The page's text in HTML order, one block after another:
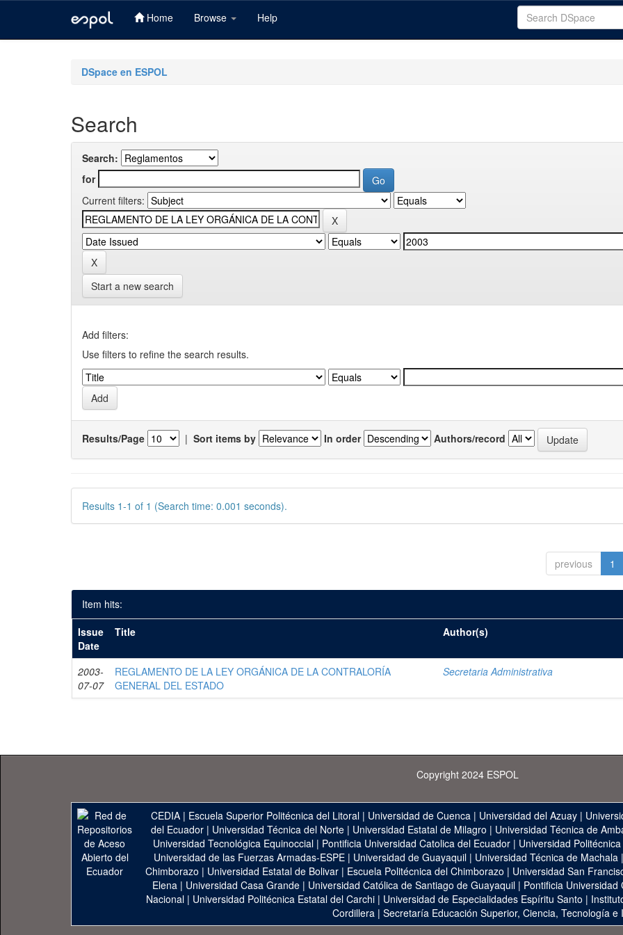
Home Browse Help
DSpace en ESPOL
Search
Search:
for
Current filters:
Start a new search
Add filters:
Use filters to refine the search results.
Results/Page | Sort items by In order Authors/record
Results 1-1 of 1 (Search time: 0.001 seconds).
previous 1
Item hits:
Issue
Date
Title Author(s)
2003-
07-07
REGLAMENTO DE LA LEY ORGÁNICA DE LA CONTRALORÍA
GENERAL DEL ESTADO
Secretaria Administrativa
Copyright 2024 ESPOL
CEDIA | Escuela Superior Politécnica del Litoral | Universidad de Cuenca | Universidad del Azuay |
del Ecuador| Universidad Técnica del Norte| Universidad Estatal de Milagro | Universidad Técnica de
Universidad Tecnológica Equinoccial| Pontificia Universidad Catolica del Ecuador| Universidad
Universidad de las Fuerzas Armadas-ESPE | Universidad de Guayaquil | Universidad Técnica de Machala
Chimborazo | Universidad Estatal de Bolivar| Escuela Politécnica del Chimborazo | Universidad San
Elena | Universidad Casa Grande | Universidad Católica de Santiago de Guayaquil | Pontificia
Nacional | Universidad Politécnica Estatal del Carchi | Universidad de Especialidades Espíritu Santo |
Cordillera| Secretaría Educación Superior, Ciencia, Tecnología e